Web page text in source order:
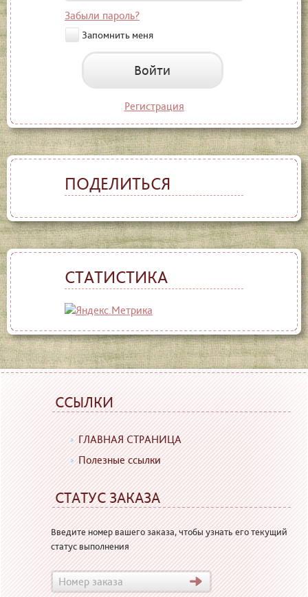
Забыли пароль?
Запомнить меня
Войти
Регистрация
ПОДЕЛИТЬСЯ
СТАТИСТИКА
ССЫЛКИ
ГЛАВНАЯ СТРАНИЦА
Полезные ссылки
СТАТУС ЗАКАЗА
Введите номер вашего заказа, чтобы узнать его текущий
статус выполнения